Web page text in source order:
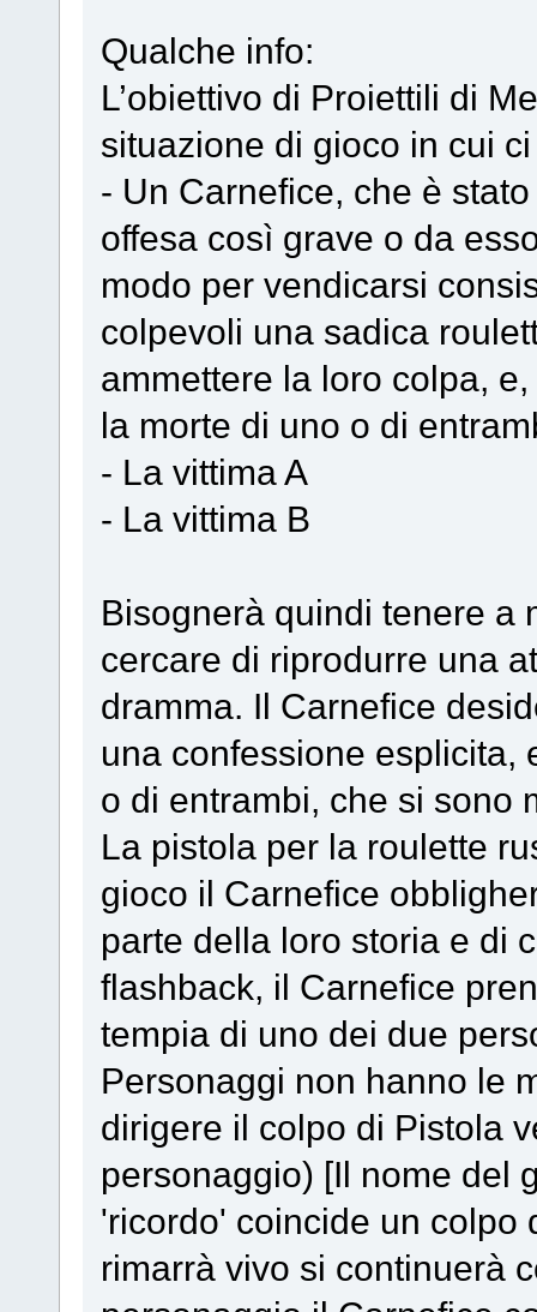
Qualche info:
L’obiettivo di Proiettili di
situazione di gioco in cui
- Un Carnefice, che è
offesa così grave o da
modo per vendicarsi
colpevoli una sadica
ammettere la loro colpa,
la morte di uno o di
- La vittima A
- La vittima B
Bisognerà quindi tenere a
cercare di riprodurre una
dramma. Il Carnefice
una confessione esplicita,
o di entrambi, che si sono
La pistola per la roulette
gioco il Carnefice
parte della loro storia e di
flashback, il Carnefice
tempia di uno dei due
Personaggi non hanno le
dirigere il colpo di Pistola
personaggio) [Il nome del
'ricordo' coincide un colpo
rimarrà vivo si continuerà